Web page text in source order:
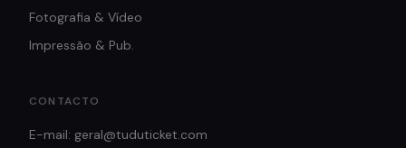
Fotografia & Vídeo
Impressão & Pub.
CONTACTO
E-mail: geral@tuduticket.com